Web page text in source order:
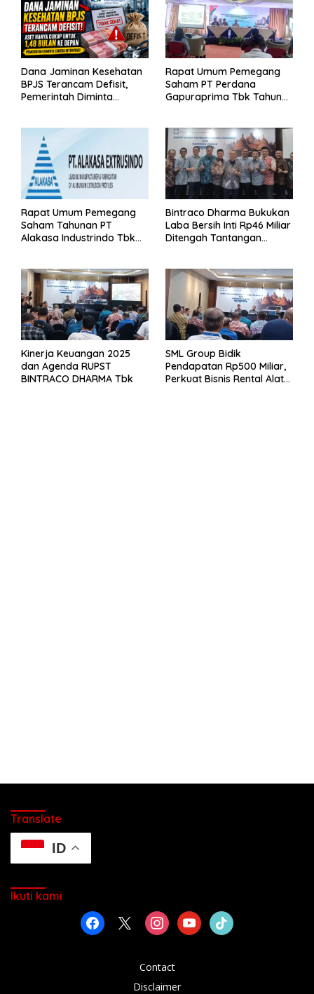
Dana Jaminan Kesehatan
BPJS Terancam Defisit,
Pemerintah Diminta
Rapat Umum Pemegang
Saham PT Perdana
Gapuraprima Tbk Tahun
Rapat Umum Pemegang
Saham Tahunan PT
Alakasa Industrindo Tbk
Bintraco Dharma Bukukan
Laba Bersih Inti Rp46 Miliar
Ditengah Tantangan
Kinerja Keuangan 2025
dan Agenda RUPST
BINTRACO DHARMA Tbk
SML Group Bidik
Pendapatan Rp500 Miliar,
Perkuat Bisnis Rental Alat
Translate
ID
Ikuti kami
facebook instagramyoutubetiktok
Contact
Disclaimer